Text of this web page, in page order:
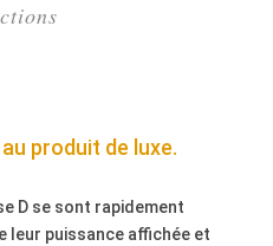
produit de luxe.
D se sont rapidement
leur puissance affichée et